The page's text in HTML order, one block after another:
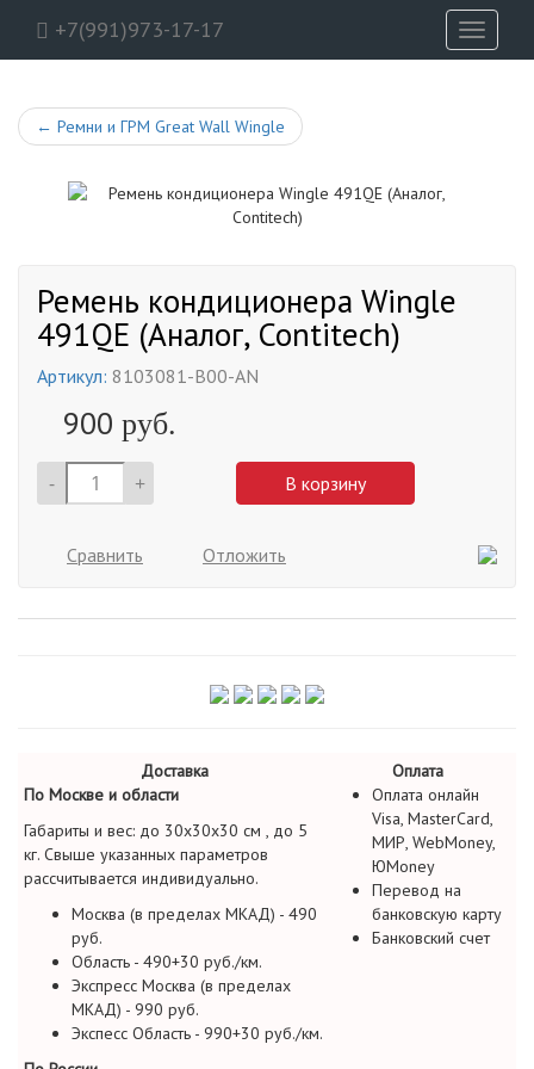
+7(991)973-17-17
Toggle
← Ремни и ГРМ Great Wall Wingle
Ремень кондиционера Wingle
491QE (Аналог, Contitech)
Артикул: 8103081-B00-AN
900 руб.
- + В корзину
Сравнить Отложить
Доставка
Оплата
По Москве и области
Габариты и вес: до 30х30х30 см , до 5
кг. Свыше указанных параметров
рассчитывается индивидуально.
Москва (в пределах МКАД) - 490
руб.
Область - 490+30 руб./км.
Экспресс Москва (в пределах
МКАД) - 990 руб.
Экспесс Область - 990+30 руб./км.
Оплата онлайн
Visa, MasterCard,
МИР, WebMoney,
ЮMoney
Перевод на
банковскую карту
Банковский счет